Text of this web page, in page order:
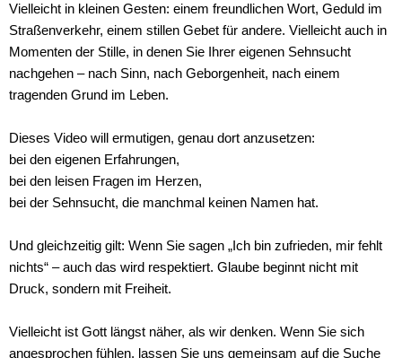
Vielleicht in kleinen Gesten: einem freundlichen Wort, Geduld im
Straßenverkehr, einem stillen Gebet für andere. Vielleicht auch in
Momenten der Stille, in denen Sie Ihrer eigenen Sehnsucht
nachgehen – nach Sinn, nach Geborgenheit, nach einem
tragenden Grund im Leben.
Dieses Video will ermutigen, genau dort anzusetzen:
bei den eigenen Erfahrungen,
bei den leisen Fragen im Herzen,
bei der Sehnsucht, die manchmal keinen Namen hat.
Und gleichzeitig gilt: Wenn Sie sagen „Ich bin zufrieden, mir fehlt
nichts“ – auch das wird respektiert. Glaube beginnt nicht mit
Druck, sondern mit Freiheit.
Vielleicht ist Gott längst näher, als wir denken. Wenn Sie sich
angesprochen fühlen, lassen Sie uns gemeinsam auf die Suche